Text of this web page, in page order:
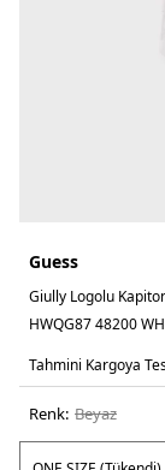
Guess
Giully Logolu
HWQG87 48200
Tahmini Kargoya
Renk: beyaz